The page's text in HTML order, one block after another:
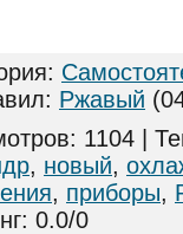
:
: Ржавый
: 1104 |
, новый,
, приборы,
: 0.0/0